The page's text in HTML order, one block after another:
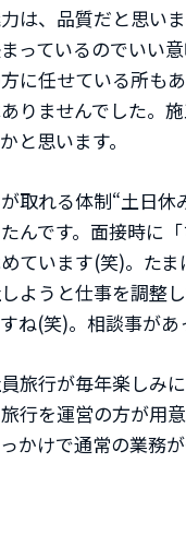
は、品質だと思い
っているのでいい
に任せている所も
りませんでした。
と思います。
取れる体制“土日
んです。面接時に
ています(笑)。た
ようと仕事を調整
ね(笑)。相談事が
旅行が毎年楽しみ
行を運営の方が用
かけで通常の業務